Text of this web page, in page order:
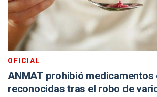
OFICIAL
ANMAT prohibió medicamentos
reconocidas tras el robo de